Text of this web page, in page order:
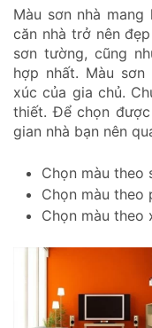
Màu sơn nhà
căn nhà trở nên
sơn tường, cũng
hợp nhất. Màu
xúc của gia chủ.
thiết. Để chọn
gian nhà bạn nên
Chọn màu theo
Chọn màu theo
Chọn màu theo